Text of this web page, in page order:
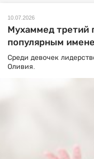
10.07.2026
Мухаммед третий
популярным
Среди девочек
Оливия.